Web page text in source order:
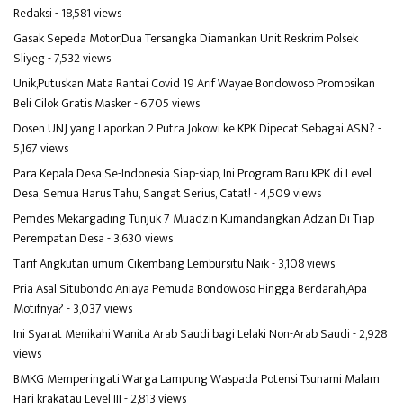
Redaksi- 18,581 views
Gasak Sepeda Motor,Dua Tersangka Diamankan Unit Reskrim Polsek
Sliyeg- 7,532 views
Unik,Putuskan Mata Rantai Covid 19 Arif Wayae Bondowoso Promosikan
Beli Cilok Gratis Masker- 6,705 views
Dosen UNJ yang Laporkan 2 Putra Jokowi ke KPK Dipecat Sebagai ASN?-
5,167 views
Para Kepala Desa Se-Indonesia Siap-siap, Ini Program Baru KPK di Level
Desa, Semua Harus Tahu, Sangat Serius, Catat!- 4,509 views
Pemdes Mekargading Tunjuk 7 Muadzin Kumandangkan Adzan Di Tiap
Perempatan Desa- 3,630 views
Tarif Angkutan umum Cikembang Lembursitu Naik- 3,108 views
Pria Asal Situbondo Aniaya Pemuda Bondowoso Hingga Berdarah,Apa
Motifnya?- 3,037 views
Ini Syarat Menikahi Wanita Arab Saudi bagi Lelaki Non-Arab Saudi- 2,928
views
BMKG Memperingati Warga Lampung Waspada Potensi Tsunami Malam
Hari krakatau Level III- 2,813 views